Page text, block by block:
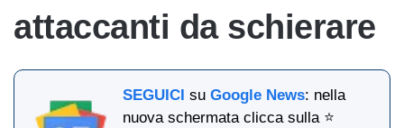
attaccanti da schierare
SEGUICI suGoogle News: nella
nuova schermata clicca sulla ⭐